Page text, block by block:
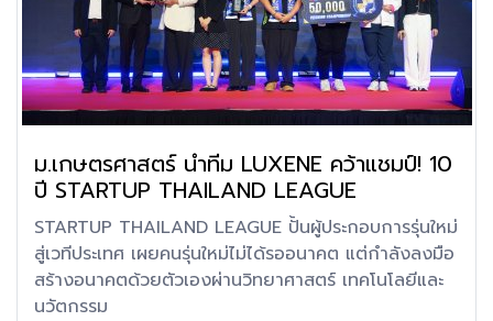
ม.เกษตรศาสตร์ นำทีม LUXENE คว้าแชมป์! 10
ปี STARTUP THAILAND LEAGUE
STARTUP THAILAND LEAGUE ปั้นผู้ประกอบการรุ่นใหม่
สู่เวทีประเทศ เผยคนรุ่นใหม่ไม่ได้รออนาคต แต่กำลังลงมือ
สร้างอนาคตด้วยตัวเองผ่านวิทยาศาสตร์ เทคโนโลยีและ
นวัตกรรม